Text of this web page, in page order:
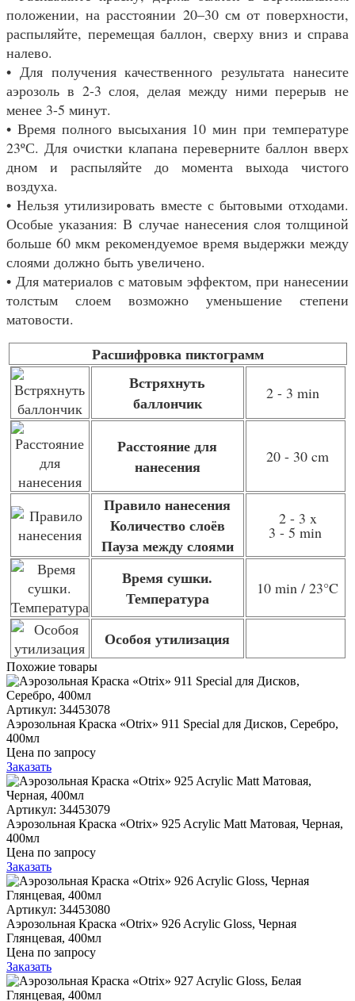
положении, на расстоянии 20–30 см от поверхности,
распыляйте, перемещая баллон, сверху вниз и справа
налево.
• Для получения качественного результата нанесите
аэрозоль в 2-3 слоя, делая между ними перерыв не
менее 3-5 минут.
• Время полного высыхания 10 мин при температуре
23ºС. Для очистки клапана переверните баллон вверх
дном и распыляйте до момента выхода чистого
воздуха.
• Нельзя утилизировать вместе с бытовыми отходами.
Особые указания: В случае нанесения слоя толщиной
больше 60 мкм рекомендуемое время выдержки между
слоями должно быть увеличено.
• Для материалов с матовым эффектом, при нанесении
толстым слоем возможно уменьшение степени
матовости.
Расшифровка пиктограмм
Встряхнуть
баллончик
2 - 3 min
Расстояние для
нанесения
20 - 30 cm
Правило нанесения
Количество слоёв
Пауза между слоями
2 - 3 x
3 - 5 min
Время сушки.
Температура
10 min / 23°C
Особоя утилизация
Похожие товары
Артикул: 34453078
Аэрозольная Краска «Otrix» 911 Special для Дисков, Серебро,
400мл
Цена по запросу
Заказать
Артикул: 34453079
Аэрозольная Краска «Otrix» 925 Acrylic Matt Матовая, Черная,
400мл
Цена по запросу
Заказать
Артикул: 34453080
Аэрозольная Краска «Otrix» 926 Acrylic Gloss, Черная
Глянцевая, 400мл
Цена по запросу
Заказать